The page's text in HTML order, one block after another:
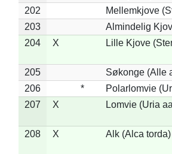
202
Mellemkjove
203
Almindelig
204
X Lille Kjove
205
Søkonge (Alle
206
*
Polarlomvie
207
X Lomvie (Uria
208 X Alk (Alca torda)